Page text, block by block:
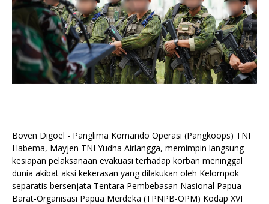
Boven Digoel - Panglima Komando Operasi (Pangkoops) TNI
Habema, Mayjen TNI Yudha Airlangga, memimpin langsung
kesiapan pelaksanaan evakuasi terhadap korban meninggal
dunia akibat aksi kekerasan yang dilakukan oleh Kelompok
separatis bersenjata Tentara Pembebasan Nasional Papua
Barat-Organisasi Papua Merdeka (TPNPB-OPM) Kodap XVI